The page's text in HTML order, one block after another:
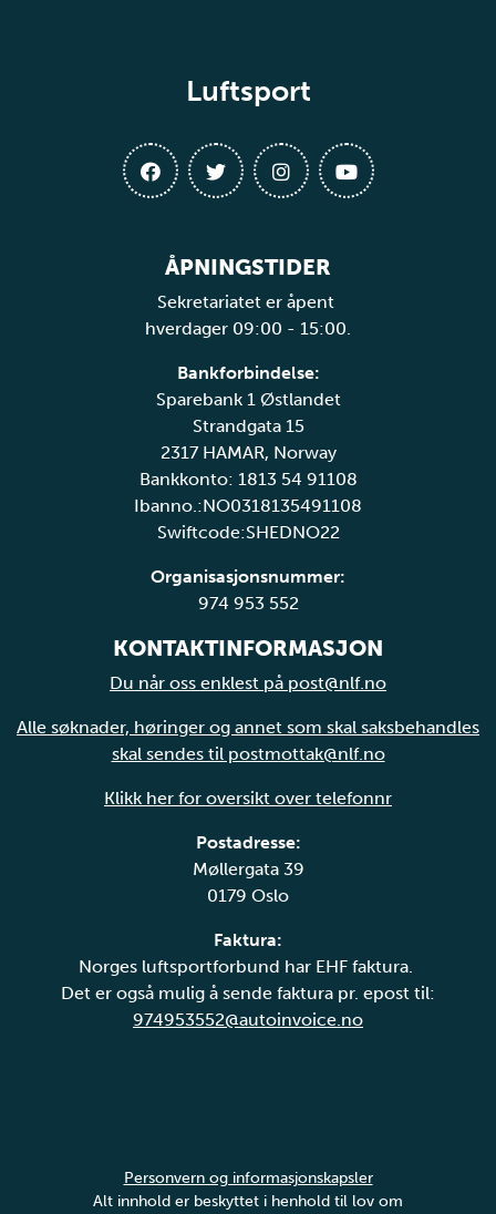
Luftsport
ÅPNINGSTIDER
Sekretariatet er åpent
hverdager 09:00 - 15:00.
Bankforbindelse:
Sparebank 1 Østlandet
Strandgata 15
2317 HAMAR, Norway
Bankkonto: 1813 54 91108
Ibanno.:NO0318135491108
Swiftcode:SHEDNO22
Organisasjonsnummer:
974 953 552
KONTAKTINFORMASJON
Du når oss enklest på post@nlf.no
Alle søknader, høringer og annet som skal saksbehandles
skal sendes til postmottak@nlf.no
Klikk her for oversikt over telefonnr
Postadresse:
Møllergata 39
0179 Oslo
Faktura:
Norges luftsportforbund har EHF faktura.
Det er også mulig å sende faktura pr. epost til:
974953552@autoinvoice.no
Personvern og informasjonskapsler
Alt innhold er beskyttet i henhold til lov om